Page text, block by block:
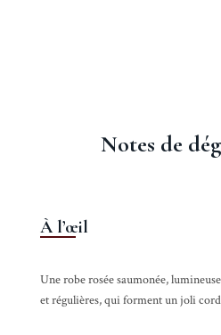
Notes de
À l’œil
Une robe rosée saumonée,
et régulières, qui forment un joli